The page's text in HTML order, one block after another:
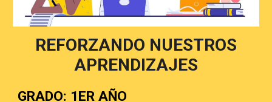
REFORZANDO NUESTROS
APRENDIZAJES
GRADO: 1ER AÑO